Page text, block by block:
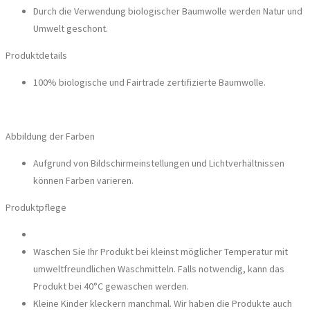
Durch die Verwendung biologischer Baumwolle werden Natur und
Umwelt geschont.
Produktdetails
100% biologische und Fairtrade zertifizierte Baumwolle.
Abbildung der Farben
Aufgrund von Bildschirmeinstellungen und Lichtverhältnissen
können Farben varieren.
Produktpflege
Waschen Sie Ihr Produkt bei kleinst möglicher Temperatur mit
umweltfreundlichen Waschmitteln. Falls notwendig, kann das
Produkt bei 40°C gewaschen werden.
Kleine Kinder kleckern manchmal. Wir haben die Produkte auch